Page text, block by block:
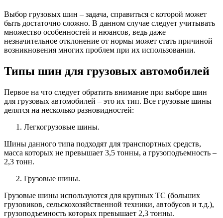
Выбор грузовых шин – задача, справиться с которой может
быть достаточно сложно. В данном случае следует учитывать
множество особенностей и нюансов, ведь даже
незначительное отклонение от нормы может стать причиной
возникновения многих проблем при их использовании.
Типы шин для грузовых автомобилей
Первое на что следует обратить внимание при выборе шин
для грузовых автомобилей – это их тип. Все грузовые шины
делятся на несколько разновидностей:
Легкогрузовые шины.
Шины данного типа подходят для транспортных средств,
масса которых не превышает 3,5 тонны, а грузоподъемность –
2,3 тонн.
Грузовые шины.
Грузовые шины используются для крупных ТС (больших
грузовиков, сельскохозяйственной техники, автобусов и т.д.),
грузоподъемность которых превышает 2,3 тонны.